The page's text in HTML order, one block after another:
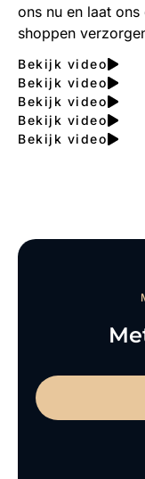
ons nu en laat
shoppen
Bekijk video
Bekijk video
Bekijk video
Bekijk video
Bekijk video